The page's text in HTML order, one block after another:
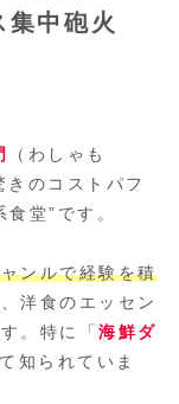
集中砲火
（わしゃも
のコストパフ
堂”です。
ンルで経験を積
洋食のエッセン
。特に「海鮮ダ
知られていま